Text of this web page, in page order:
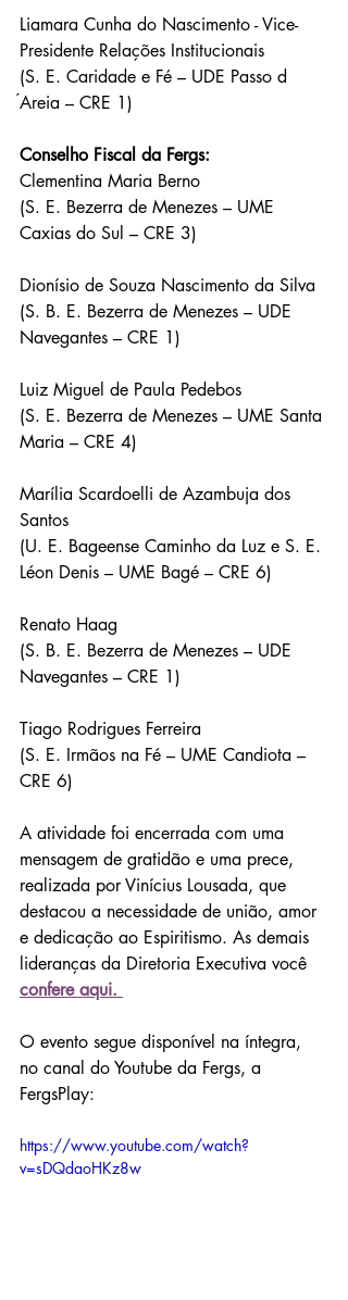
Liamara Cunha do Nascimento - Vice-
Presidente Relações Institucionais
(S. E. Caridade e Fé – UDE Passo d
́Areia – CRE 1)
Conselho Fiscal da Fergs:
Clementina Maria Berno
(S. E. Bezerra de Menezes – UME
Caxias do Sul – CRE 3)
Dionísio de Souza Nascimento da Silva
(S. B. E. Bezerra de Menezes – UDE
Navegantes – CRE 1)
Luiz Miguel de Paula Pedebos
(S. E. Bezerra de Menezes – UME Santa
Maria – CRE 4)
Marília Scardoelli de Azambuja dos
Santos
(U. E. Bageense Caminho da Luz e S. E.
Léon Denis – UME Bagé – CRE 6)
Renato Haag
(S. B. E. Bezerra de Menezes – UDE
Navegantes – CRE 1)
Tiago Rodrigues Ferreira
(S. E. Irmãos na Fé – UME Candiota –
CRE 6)
A atividade foi encerrada com uma
mensagem de gratidão e uma prece,
realizada por Vinícius Lousada, que
destacou a necessidade de união, amor
e dedicação ao Espiritismo. As demais
lideranças da Diretoria Executiva você
confere aqui.
O evento segue disponível na íntegra,
no canal do Youtube da Fergs, a
FergsPlay:
https://www.youtube.com/watch?
v=sDQdaoHKz8w